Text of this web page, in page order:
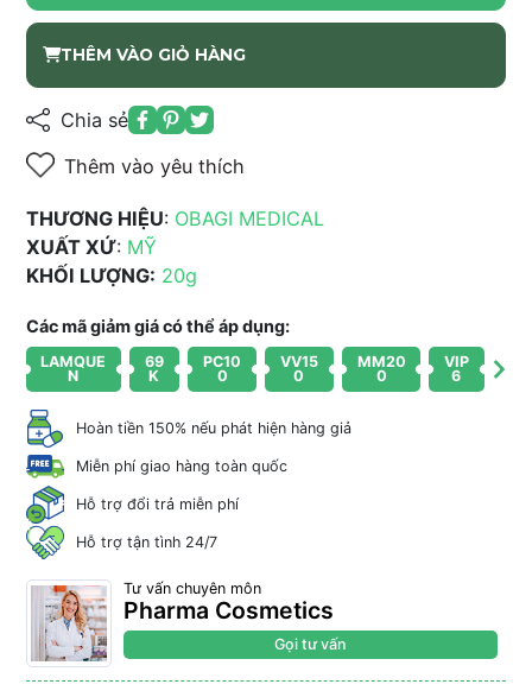
THÊM VÀO GIỎ HÀNG
Chia sẻ
Thêm vào yêu thích
THƯƠNG HIỆU: OBAGI MEDICAL
XUẤT XỨ: MỸ
KHỐI LƯỢNG: 20g
Các mã giảm giá có thể áp dụng:
LAMQUE
N
69
K
PC10
0
VV15
0
MM20
0
VIP
6
Hoàn tiền 150% nếu phát hiện hàng giả
Miễn phí giao hàng toàn quốc
Hỗ trợ đổi trả miễn phí
Hỗ trợ tận tình 24/7
Tư vấn chuyên môn
Pharma Cosmetics
Gọi tư vấn